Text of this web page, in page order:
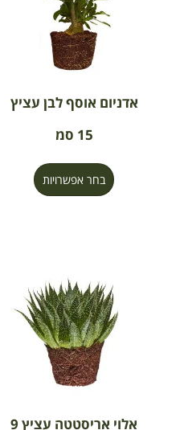
אדניום אוסף לבן עציץ
15 סמ
בחר אפשרויות
אלוי אריסטטה עציץ 9